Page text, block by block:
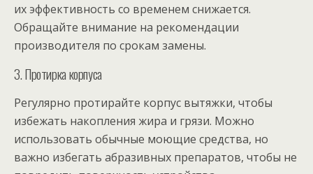
их эффективность со временем снижается.
Обращайте внимание на рекомендации
производителя по срокам замены.
3. Протирка корпуса
Регулярно протирайте корпус вытяжки, чтобы
избежать накопления жира и грязи. Можно
использовать обычные моющие средства, но
важно избегать абразивных препаратов, чтобы не